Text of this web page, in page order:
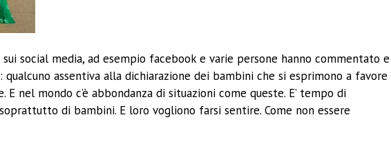
social media, ad esempio facebook e varie persone hanno commentato e
assentiva alla dichiarazione dei bambini che si esprimono a favore
nel mondo c’è abbondanza di situazioni come queste. E’ tempo di
di bambini. E loro vogliono farsi sentire. Come non essere